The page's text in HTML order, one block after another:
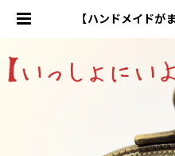
【ハンドメイドが